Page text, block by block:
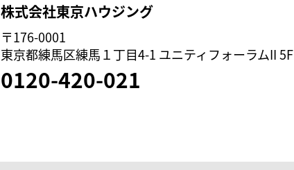
株式会社東京ハウジング
〒176-0001
東京都練馬区練馬１丁目4-1 ユニティフォーラムII 5F
0120-420-021